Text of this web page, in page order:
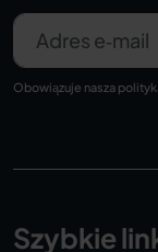
Adres e‑mail
Obowiązuje nasza
Szybkie